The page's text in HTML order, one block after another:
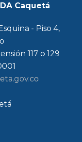
Caquetá
- Piso 4,
117 o 129